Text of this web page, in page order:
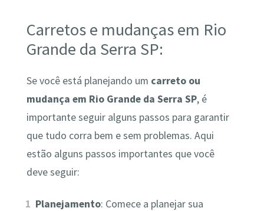
Carretos e mudanças em Rio
Grande da Serra SP:
Se você está planejando um carreto ou
mudança em Rio Grande da Serra SP, é
importante seguir alguns passos para garantir
que tudo corra bem e sem problemas. Aqui
estão alguns passos importantes que você
deve seguir:
Planejamento: Comece a planejar sua